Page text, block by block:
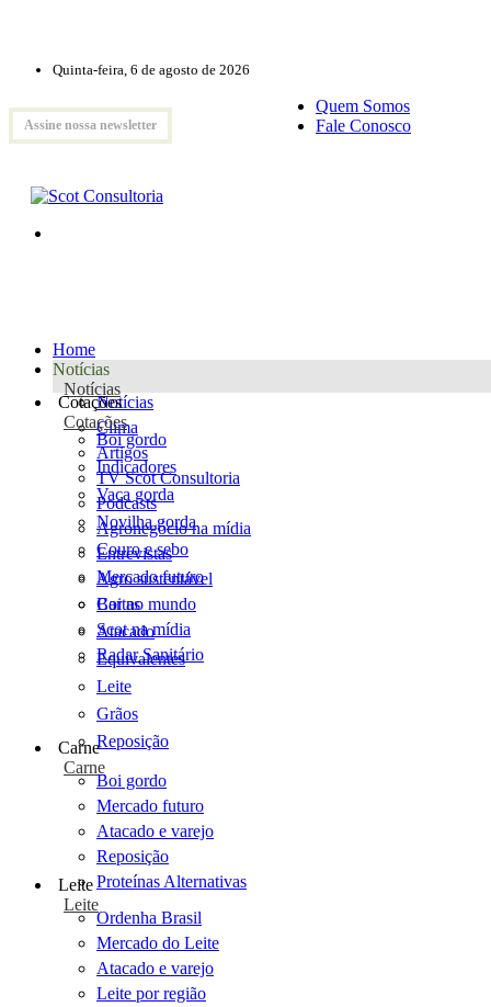
Quinta-feira, 6 de agosto de 2026
Assine nossa newsletter
Quem Somos
Fale Conosco
Home
Notícias
Notícias
Notícias
Clima
Artigos
TV Scot Consultoria
Podcasts
Agronegócio na mídia
Entrevistas
Agro sustentável
Cartas
Scot na mídia
Radar Sanitário
Cotações
Cotações
Boi gordo
Indicadores
Vaca gorda
Novilha gorda
Couro e sebo
Mercado futuro
Boi no mundo
Atacado
Equivalentes
Leite
Grãos
Reposição
Carne
Carne
Boi gordo
Mercado futuro
Atacado e varejo
Reposição
Proteínas Alternativas
Leite
Leite
Ordenha Brasil
Mercado do Leite
Atacado e varejo
Leite por região